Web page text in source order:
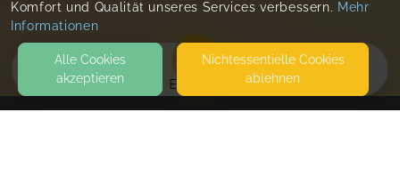
EVENTS
Komfort und Qualität unseres Services verbessern. Mehr
Informationen
Alle Cookies
akzeptieren
Nicht­essentielle Cookies
ablehnen